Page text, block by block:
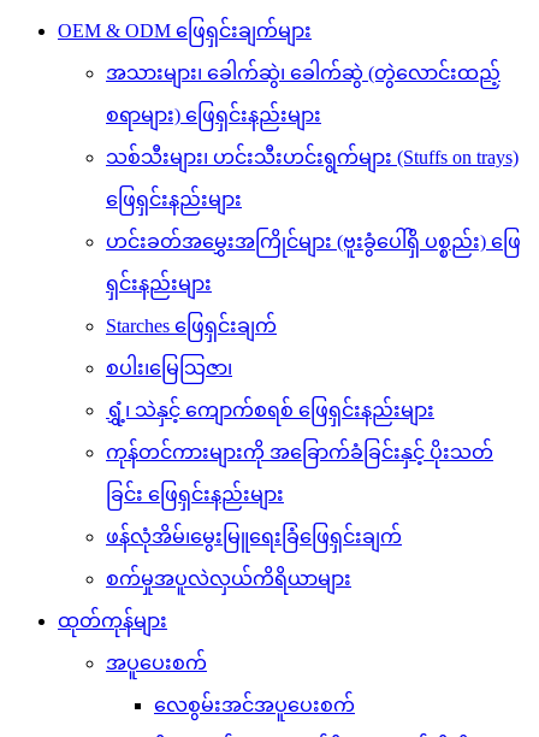
OEM & ODM ဖြေရှင်းချက်များ
အသားများ၊ ခေါက်ဆွဲ၊ ခေါက်ဆွဲ (တွဲလောင်းထည့်
စရာများ) ဖြေရှင်းနည်းများ
သစ်သီးများ၊ ဟင်းသီးဟင်းရွက်များ (Stuffs on trays)
ဖြေရှင်းနည်းများ
ဟင်းခတ်အမွှေးအကြိုင်များ (ဗူးခွံပေါ်ရှိ ပစ္စည်း) ဖြေ
ရှင်းနည်းများ
Starches ဖြေရှင်းချက်
စပါး၊မြေသြဇာ၊
ရွှံ့၊ သဲနှင့် ကျောက်စရစ် ဖြေရှင်းနည်းများ
ကုန်တင်ကားများကို အခြောက်ခံခြင်းနှင့် ပိုးသတ်
ခြင်း ဖြေရှင်းနည်းများ
ဖန်လုံအိမ်၊မွေးမြူရေးခြံဖြေရှင်းချက်
စက်မှုအပူလဲလှယ်ကိရိယာများ
ထုတ်ကုန်များ
အပူပေးစက်
လေစွမ်းအင်အပူပေးစက်